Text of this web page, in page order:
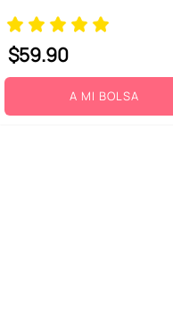
$59.90
A MI BOLSA